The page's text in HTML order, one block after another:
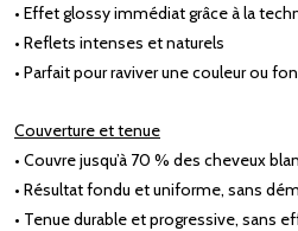
• Effet glossy immédiat grâce à la
• Reflets intenses et naturels
• Parfait pour raviver une couleur ou
Couverture et tenue
• Couvre jusqu’à 70 % des cheveux
• Résultat fondu et uniforme, sans
• Tenue durable et progressive, sans